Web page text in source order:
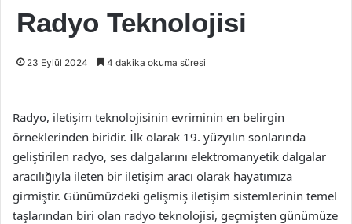
Radyo Teknolojisi
23 Eylül 2024 4 dakika okuma süresi
Radyo, iletişim teknolojisinin evriminin en belirgin
örneklerinden biridir. İlk olarak 19. yüzyılın sonlarında
geliştirilen radyo, ses dalgalarını elektromanyetik dalgalar
aracılığıyla ileten bir iletişim aracı olarak hayatımıza
girmiştir. Günümüzdeki gelişmiş iletişim sistemlerinin temel
taşlarından biri olan radyo teknolojisi, geçmişten günümüze